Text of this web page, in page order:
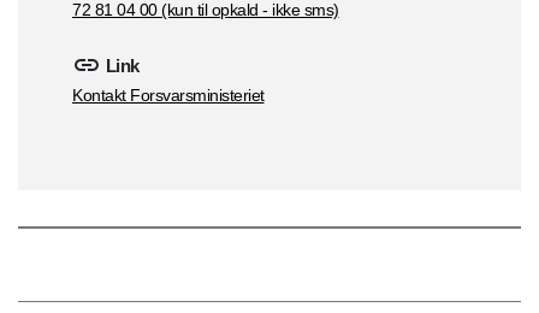
72 81 04 00 (kun til opkald - ikke sms)
Link
Kontakt Forsvarsministeriet